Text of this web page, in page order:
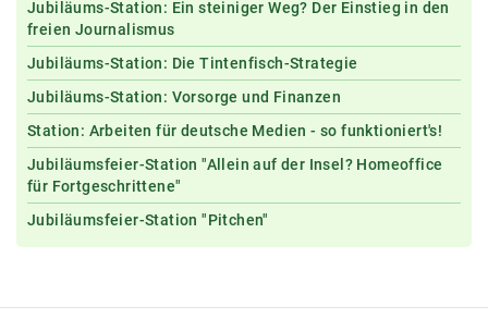
Jubiläums-Station: Ein steiniger Weg? Der Einstieg in den
freien Journalismus
Jubiläums-Station: Die Tintenfisch-Strategie
Jubiläums-Station: Vorsorge und Finanzen
Station: Arbeiten für deutsche Medien - so funktioniert's!
Jubiläumsfeier-Station "Allein auf der Insel? Homeoffice
für Fortgeschrittene"
Jubiläumsfeier-Station "Pitchen"